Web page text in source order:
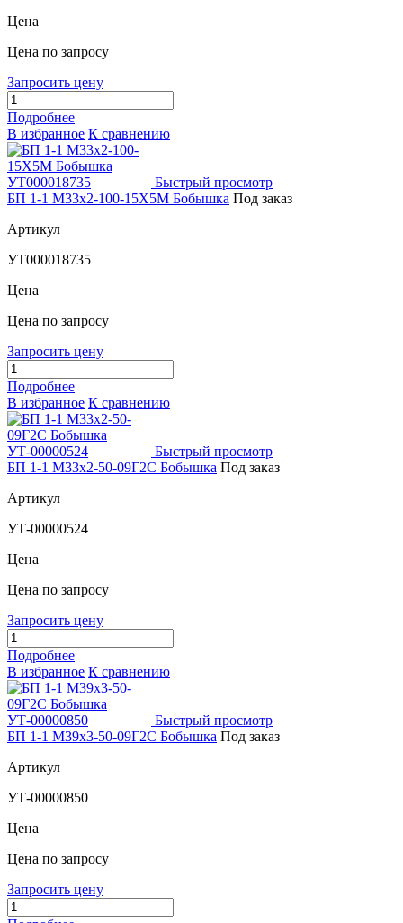
Цена
Цена по запросу
Запросить цену
Подробнее
В избранное К сравнению
Быстрый просмотр
БП 1-1 М33х2-100-15Х5М Бобышка Под заказ
Артикул
УТ000018735
Цена
Цена по запросу
Запросить цену
Подробнее
В избранное К сравнению
Быстрый просмотр
БП 1-1 М33х2-50-09Г2С Бобышка Под заказ
Артикул
УТ-00000524
Цена
Цена по запросу
Запросить цену
Подробнее
В избранное К сравнению
Быстрый просмотр
БП 1-1 М39х3-50-09Г2С Бобышка Под заказ
Артикул
УТ-00000850
Цена
Цена по запросу
Запросить цену